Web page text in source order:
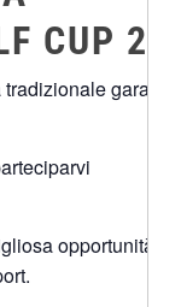
CUP
gara
opportunità